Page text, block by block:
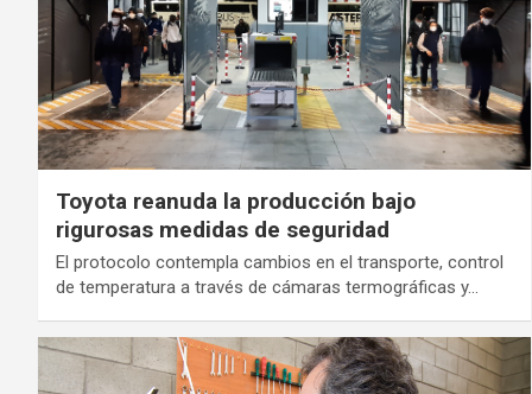
Toyota reanuda la producción bajo
rigurosas medidas de seguridad
El protocolo contempla cambios en el transporte, control
de temperatura a través de cámaras termográficas y…